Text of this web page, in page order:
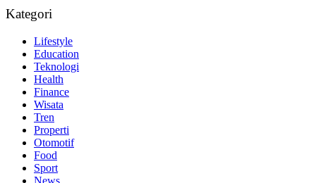
Kategori
Lifestyle
Education
Teknologi
Health
Finance
Wisata
Tren
Properti
Otomotif
Food
Sport
News